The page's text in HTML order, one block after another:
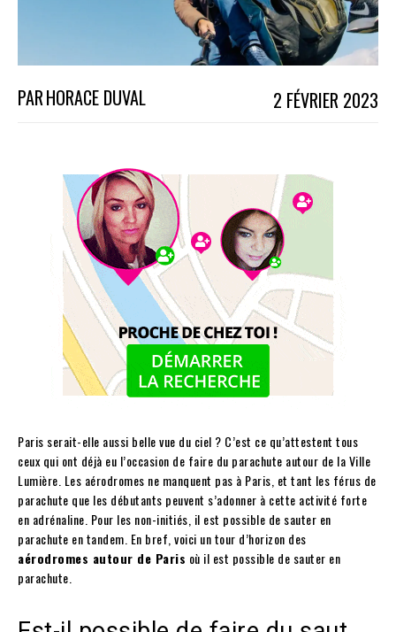
PARHORACE DUVAL 2 FÉVRIER 2023
Paris serait-elle aussi belle vue du ciel ? C’est ce qu’attestent tous
ceux qui ont déjà eu l’occasion de faire du parachute autour de la Ville
Lumière. Les aérodromes ne manquent pas à Paris, et tant les férus de
parachute que les débutants peuvent s’adonner à cette activité forte
en adrénaline. Pour les non-initiés, il est possible de sauter en
parachute en tandem. En bref, voici un tour d’horizon des
aérodromes autour de Paris où il est possible de sauter en
parachute.